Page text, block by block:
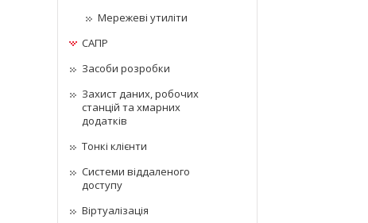
Мережеві утиліти
САПР
Засоби розробки
Захист даних, робочих
станцій та хмарних
додатків
Тонкі клієнти
Системи віддаленого
доступу
Віртуалізація